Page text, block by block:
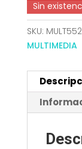
Sin
SKU:
MULTIMEDIA